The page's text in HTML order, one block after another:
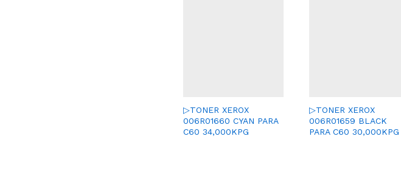
▷TONER XEROX
006R01660 CYAN PARA
C60 34,000KPG
▷TONER XEROX
006R01659 BLACK
PARA C60 30,000KPG